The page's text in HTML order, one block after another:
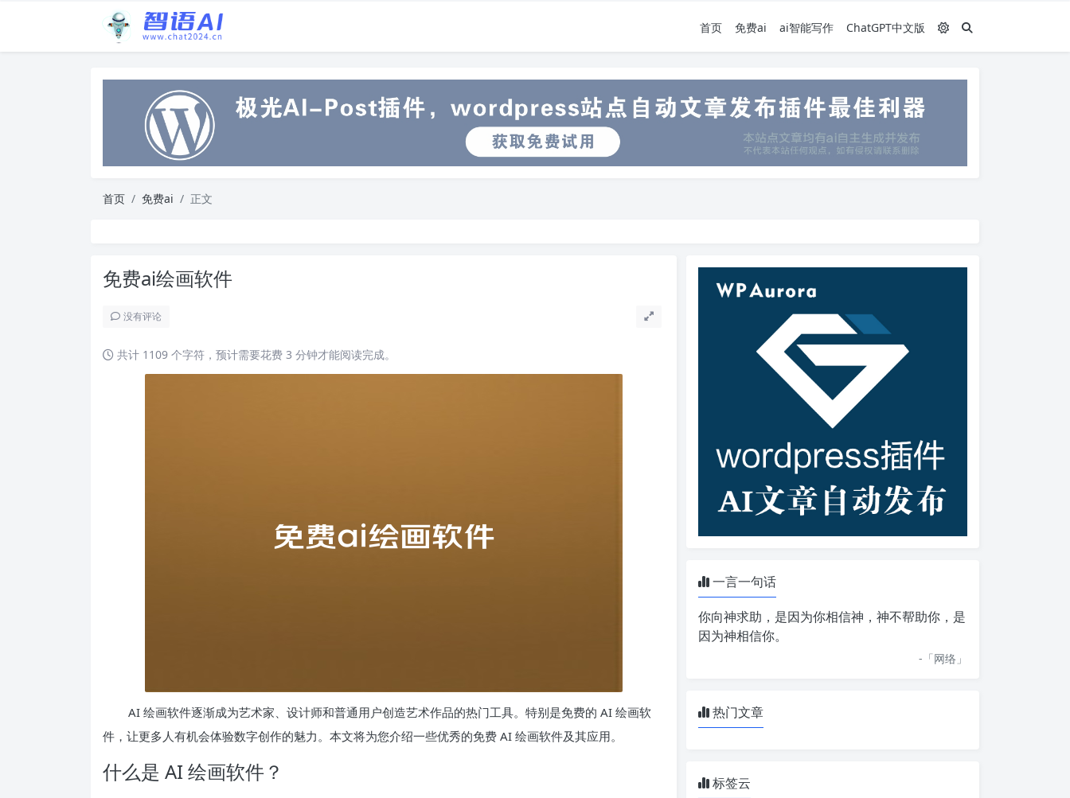
首页 免费ai ai智能写作 ChatGPT中文版
首页 免费ai 正文
免费ai绘画软件
没有评论
共计 1109 个字符，预计需要花费 3 分钟才能阅读完成。
AI 绘画软件逐渐成为艺术家、设计师和普通用户创造艺术作品的热门工具。特别是免费的 AI 绘画软
件，让更多人有机会体验数字创作的魅力。本文将为您介绍一些优秀的免费 AI 绘画软件及其应用。
什么是 AI 绘画软件？
一言一句话
你向神求助，是因为你相信神，神不帮助你，是
因为神相信你。
-「网络 」
热门文章
标签云